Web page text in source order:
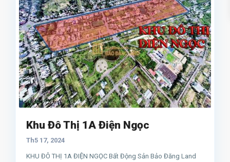
Khu Đô Thị 1A Điện Ngọc
Th5 17, 2024
KHU ĐÔ THỊ 1A ĐIỆN NGỌC Bất Động Sản Bảo Đăng Land